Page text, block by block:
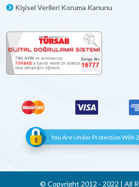
Kişisel Verileri Koruma Kanunu
You Are Under Protection With
© Copyright 2012 - 2022 | All